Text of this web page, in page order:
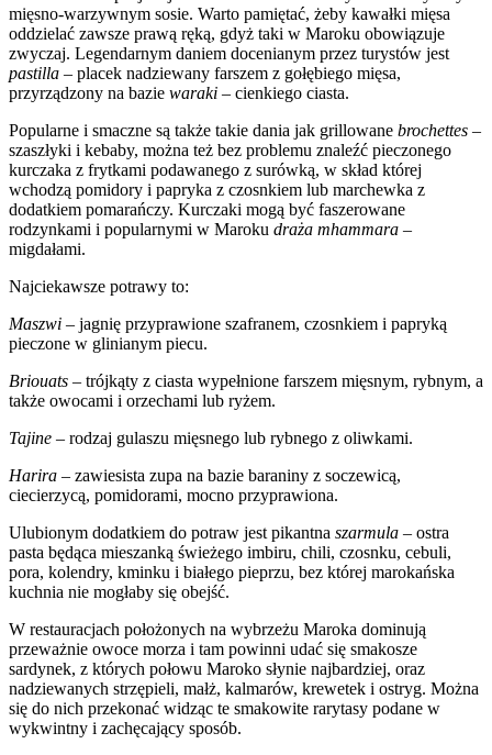
mięsno-warzywnym sosie. Warto pamiętać, żeby kawałki mięsa
oddzielać zawsze prawą ręką, gdyż taki w Maroku obowiązuje
zwyczaj. Legendarnym daniem docenianym przez turystów jest
pastilla – placek nadziewany farszem z gołębiego mięsa,
przyrządzony na bazie waraki – cienkiego ciasta.
Popularne i smaczne są także takie dania jak grillowane brochettes –
szaszłyki i kebaby, można też bez problemu znaleźć pieczonego
kurczaka z frytkami podawanego z surówką, w skład której
wchodzą pomidory i papryka z czosnkiem lub marchewka z
dodatkiem pomarańczy. Kurczaki mogą być faszerowane
rodzynkami i popularnymi w Maroku draża mhammara –
migdałami.
Najciekawsze potrawy to:
Maszwi – jagnię przyprawione szafranem, czosnkiem i papryką
pieczone w glinianym piecu.
Briouats – trójkąty z ciasta wypełnione farszem mięsnym, rybnym, a
także owocami i orzechami lub ryżem.
Tajine – rodzaj gulaszu mięsnego lub rybnego z oliwkami.
Harira – zawiesista zupa na bazie baraniny z soczewicą,
ciecierzycą, pomidorami, mocno przyprawiona.
Ulubionym dodatkiem do potraw jest pikantna szarmula – ostra
pasta będąca mieszanką świeżego imbiru, chili, czosnku, cebuli,
pora, kolendry, kminku i białego pieprzu, bez której marokańska
kuchnia nie mogłaby się obejść.
W restauracjach położonych na wybrzeżu Maroka dominują
przeważnie owoce morza i tam powinni udać się smakosze
sardynek, z których połowu Maroko słynie najbardziej, oraz
nadziewanych strzępieli, małż, kalmarów, krewetek i ostryg. Można
się do nich przekonać widząc te smakowite rarytasy podane w
wykwintny i zachęcający sposób.